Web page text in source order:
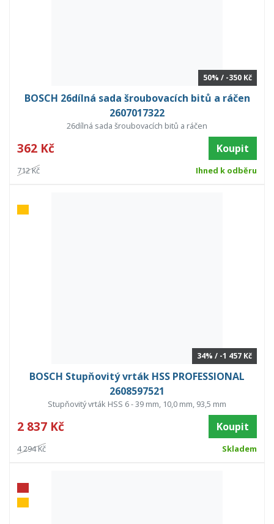
50% / -350 Kč
BOSCH 26dílná sada šroubovacích bitů a ráčen
2607017322
26dílná sada šroubovacích bitů a ráčen
362 Kč Koupit
712 Kč Ihned k odběru
34% / -1 457 Kč
BOSCH Stupňovitý vrták HSS PROFESSIONAL
2608597521
Stupňovitý vrták HSS 6 - 39 mm, 10,0 mm, 93,5 mm
2 837 Kč Koupit
4 294 Kč Skladem